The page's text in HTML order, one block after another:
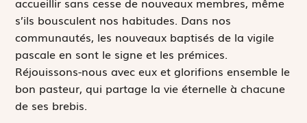
s’ils bousculent nos habitudes. Dans nos
communautés, les nouveaux baptisés de la vigile
pascale en sont le signe et les prémices.
Réjouissons-nous avec eux et glorifions ensemble le
bon pasteur, qui partage la vie éternelle à chacune
de ses brebis.